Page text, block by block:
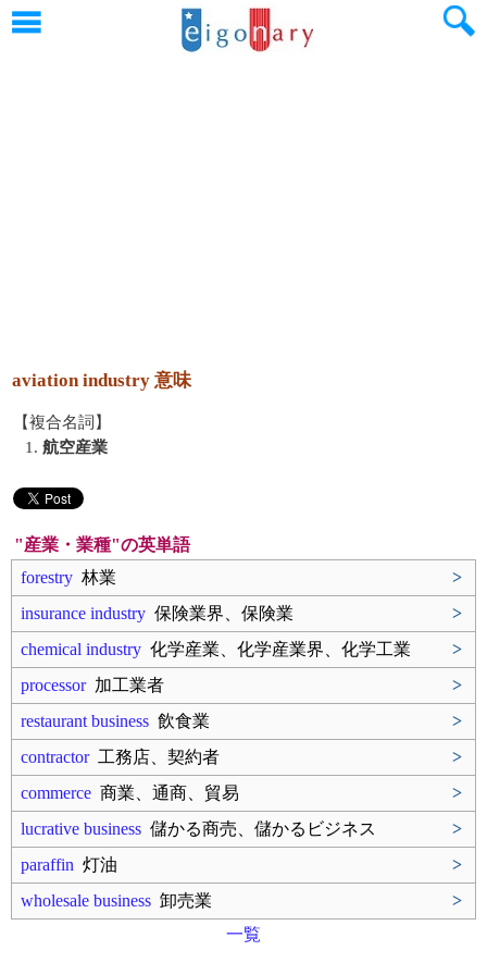
aviation industry 意味
【複合名詞】
1. 航空産業
"産業・業種"の英単語
forestry 林業
>
insurance industry 保険業界、保険業
>
chemical industry 化学産業、化学産業界、化学工業
>
processor加工業者
>
restaurant business 飲食業
>
contractor工務店、契約者
>
commerce 商業、通商、貿易
>
lucrative business 儲かる商売、儲かるビジネス
>
paraffin 灯油
>
wholesale business 卸売業
>
一覧